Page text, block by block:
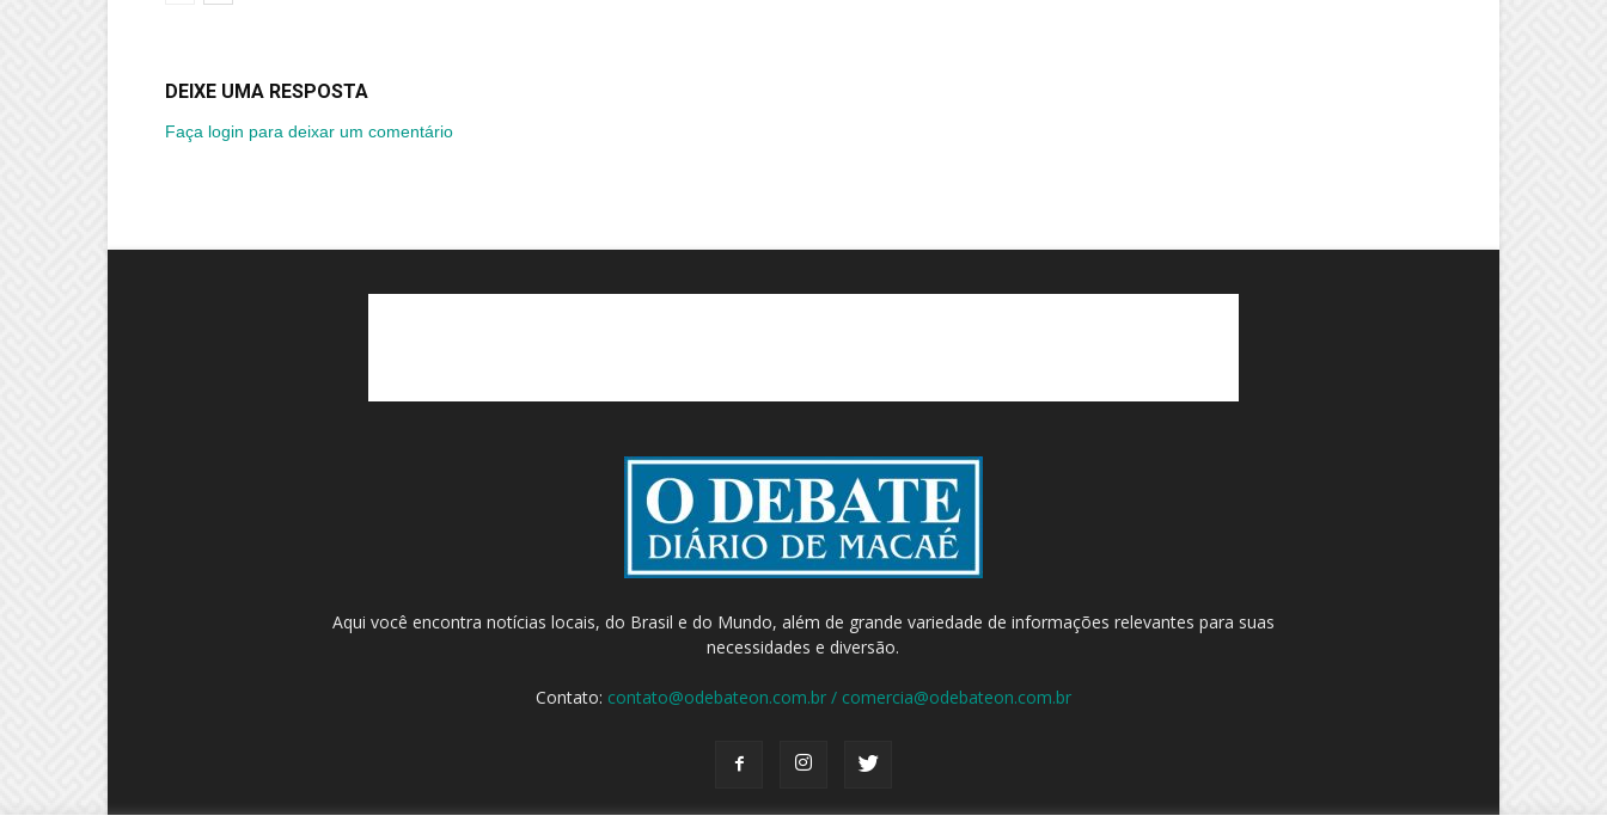
DEIXE UMA RESPOSTA
Faça login para deixar um comentário
Aqui você encontra notícias locais, do Brasil e do Mundo, além de grande variedade de informações relevantes para suas
necessidades e diversão.
Contato: contato@odebateon.com.br / comercia@odebateon.com.br